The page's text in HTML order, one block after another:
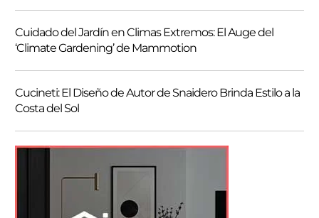
Cuidado del Jardín en Climas Extremos: El Auge del
‘Climate Gardening’ de Mammotion
Cucineti: El Diseño de Autor de Snaidero Brinda Estilo a la
Costa del Sol